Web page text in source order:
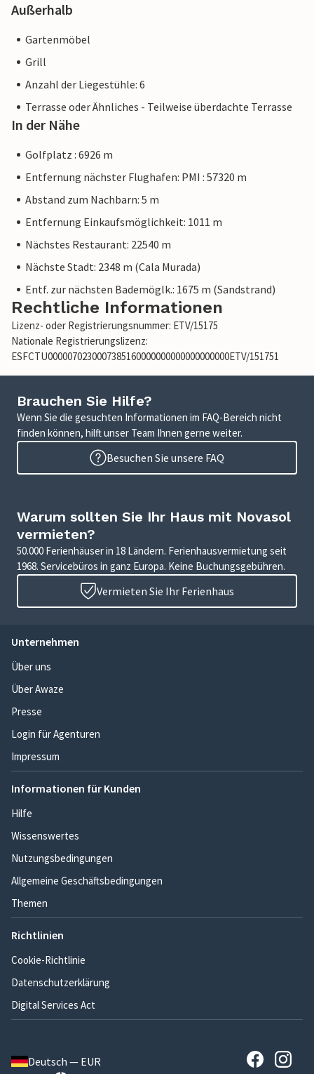
Außerhalb
Gartenmöbel
Grill
Anzahl der Liegestühle: 6
Terrasse oder Ähnliches - Teilweise überdachte Terrasse
In der Nähe
Golfplatz : 6926 m
Entfernung nächster Flughafen: PMI : 57320 m
Abstand zum Nachbarn: 5 m
Entfernung Einkaufsmöglichkeit: 1011 m
Nächstes Restaurant: 22540 m
Nächste Stadt: 2348 m (Cala Murada)
Entf. zur nächsten Bademöglk.: 1675 m (Sandstrand)
Rechtliche Informationen
Lizenz- oder Registrierungsnummer: ETV/15175
Nationale Registrierungslizenz:
ESFCTU0000070230007385160000000000000000000ETV/151751
Brauchen Sie Hilfe?
Wenn Sie die gesuchten Informationen im FAQ-Bereich nicht
finden können, hilft unser Team Ihnen gerne weiter.
Besuchen Sie unsere FAQ
Warum sollten Sie Ihr Haus mit Novasol
vermieten?
50.000 Ferienhäuser in 18 Ländern. Ferienhausvermietung seit
1968. Servicebüros in ganz Europa. Keine Buchungsgebühren.
Vermieten Sie Ihr Ferienhaus
Unternehmen
Über uns
Über Awaze
Presse
Login für Agenturen
Impressum
Informationen für Kunden
Hilfe
Wissenswertes
Nutzungsbedingungen
Allgemeine Geschäftsbedingungen
Themen
Richtlinien
Cookie-Richtlinie
Datenschutzerklärung
Digital Services Act
Deutsch — EUR